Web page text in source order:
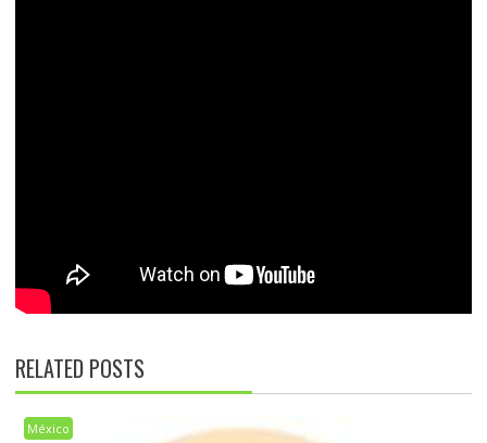
RELATED POSTS
México